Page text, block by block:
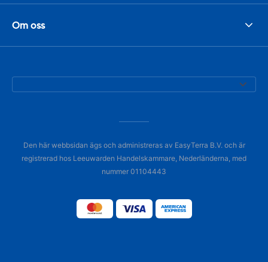
Om oss
Den här webbsidan ägs och administreras av EasyTerra B.V. och är
registrerad hos Leeuwarden Handelskammare, Nederländerna, med
nummer 01104443